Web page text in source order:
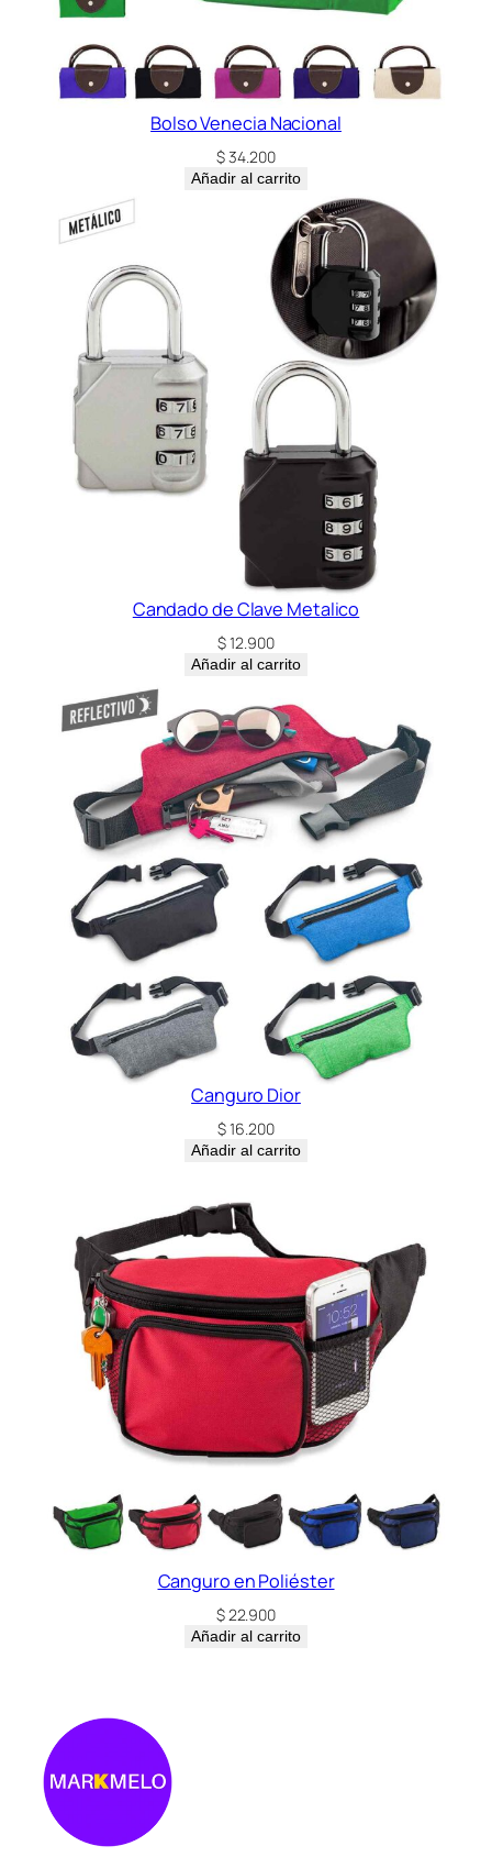
Bolso Venecia Nacional
$34.200
Añadir al carrito
Candado de Clave Metalico
$12.900
Añadir al carrito
Canguro Dior
$16.200
Añadir al carrito
Canguro en Poliéster
$22.900
Añadir al carrito